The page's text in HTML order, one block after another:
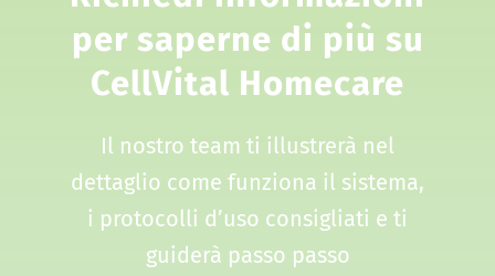
per saperne di più su
CellVital Homecare
Il nostro team ti illustrerà nel
dettaglio come funziona il sistema,
i protocolli d’uso consigliati e ti
guiderà passo passo